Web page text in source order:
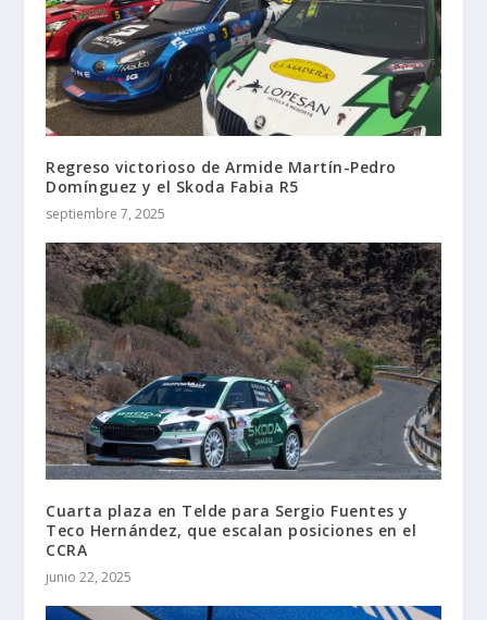
Regreso victorioso de Armide Martín-Pedro
Domínguez y el Skoda Fabia R5
septiembre 7, 2025
Cuarta plaza en Telde para Sergio Fuentes y
Teco Hernández, que escalan posiciones en el
CCRA
junio 22, 2025